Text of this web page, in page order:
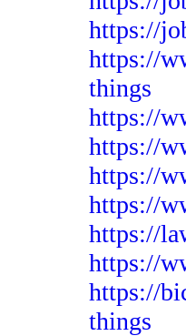
https://
https://
things
https://
https://
https://
https://
https://
https://
https://
things